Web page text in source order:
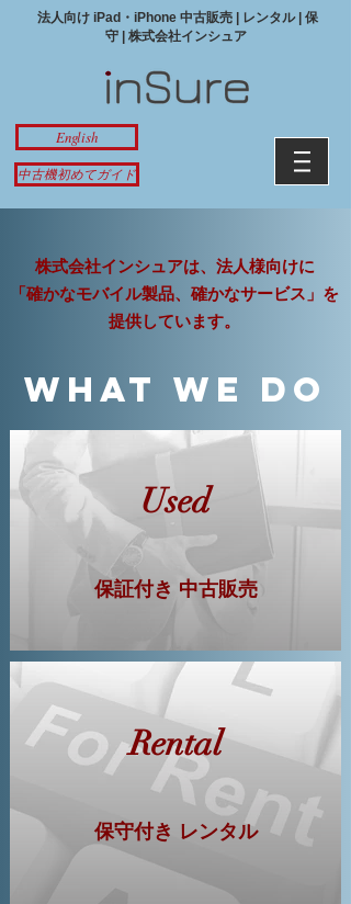
法人向け iPad・iPhone 中古販売 | レンタル | 保
守 | 株式会社インシュア
English
中古機初めてガイド
株式会社インシュアは、法人様向けに
「確かなモバイル製品、確かなサービス」を
提供しています。
What we do
Used
保証付き 中古販売
Rental
保守付き レンタル